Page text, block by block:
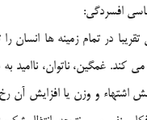
افسردگي:
در تمام زمينه ها انسان
كند. غمگين، ناتوان،
اشتهاء و وزن يا افزايش آن